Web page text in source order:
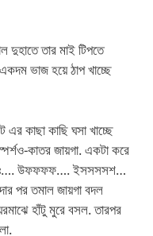
তার মাই টিপতে
ভাজ হয়ে ঠাপ খাচ্ছে
কাছা কাছি ঘসা খাচ্ছে
কাতর জায়গা. একটা করে
উফফফফ…. ইসসসসশ…
পর তমাল জায়গা বদল
হাঁটু মুরে বসল. তারপর